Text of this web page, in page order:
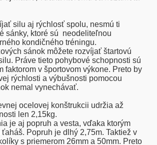
silu aj rýchlosť spolu, nesmú ti
sánky, ktoré sú neodeliteľnou
kondičného tréningu.
sánok môžete rozvíjať štartovú
Práve tieto pohybové schopnosti sú
faktorom v športovom výkone. Preto by
rýchlosti a výbušnosti pomocou
nemal vynechávať.
ocelovej konštrukcii udržia až
len 2,15kg.
je aj popruh a vesta, vďaka ktorým
Popruh je dlhý 2,75m. Taktiež v
s priemerom 26mm a 50mm. Preto